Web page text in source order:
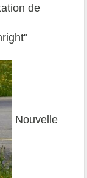
de
Nouvelle